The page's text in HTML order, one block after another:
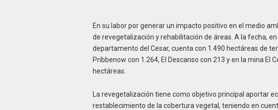
En su labor por generar un impacto positivo en el medio
de revegetalización y rehabilitación de áreas. A la fecha,
departamento del Cesar, cuenta con 1.490 hectáreas de
Pribbenow con 1.264, El Descanso con 213 y en la mina El
hectáreas.
La revegetalización tiene como objetivo principal aportar
restablecimiento de la cobertura vegetal, teniendo en